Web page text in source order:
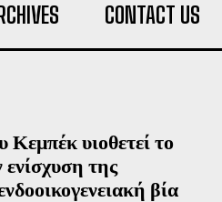
CONTACT US
υιοθετεί το
της
βία